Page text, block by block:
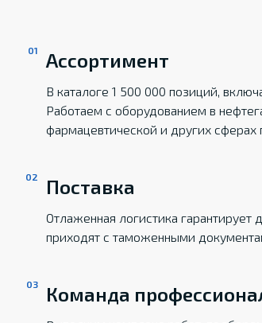
Ассортимент
В каталоге 1 500 000 позиций,
Работаем с оборудованием в
фармацевтической и других
Поставка
Отлаженная логистика гарантирует
приходят с таможенными
Команда